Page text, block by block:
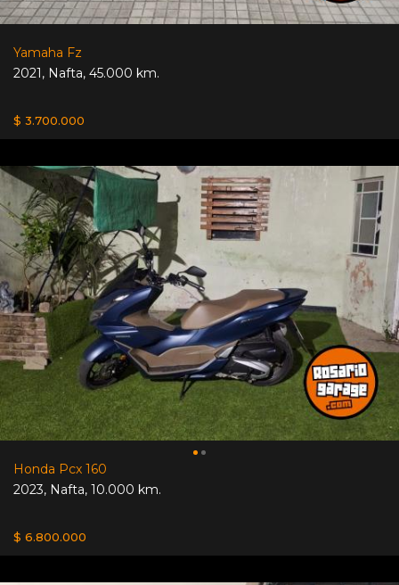
Yamaha Fz
2021, Nafta, 45.000 km.
$ 3.700.000
Honda Pcx 160
2023, Nafta, 10.000 km.
$ 6.800.000